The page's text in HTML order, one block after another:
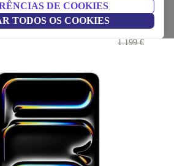
DE COOKIES
TODOS OS COOKIES
| 11"
| Vidro padrão 856,99 €
1.199 €